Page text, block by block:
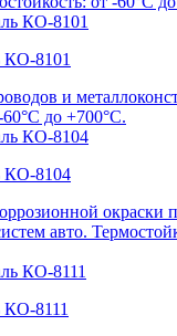
КО-8101
и
60°С до +700°С.
КО-8104
окраски
авто.
КО-8111